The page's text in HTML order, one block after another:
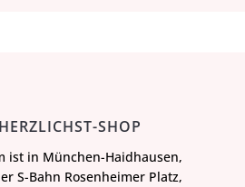
SHOP
ist in München-Haidhausen,
S-Bahn Rosenheimer Platz,